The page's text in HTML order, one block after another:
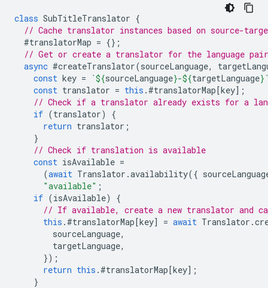
class SubTitleTranslator {
// Cache translator instances based on source-
#translatorMap = {};
// Get or create a translator for the language pair
async #createTranslator(sourceLanguage,
const key = `${sourceLanguage}-${targetLanguage}
const translator = this .#translatorMap[key];
// Check if a translator already exists for a
if (translator)
{
return translator ;
}
// Check if translation is available
const isAvailable =
(await Translator .availability({
"available" ;
if (isAvailable)
{
// If available, create a new translator and
this .#translatorMap[key] = await Translator .
sourceLanguage,
targetLanguage,
});
return this .#translatorMap[key];
}